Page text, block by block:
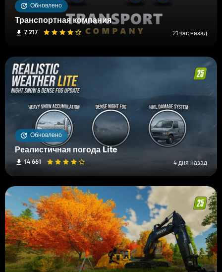
Обновлено
Транспортная компания
7 217 21 час назад
Обновлено
Реалистичная погода Lite
14 661 4 дня назад